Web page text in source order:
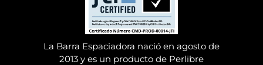
La Barra Espaciadora nació en agosto de
2013 y es un producto de Perlibre